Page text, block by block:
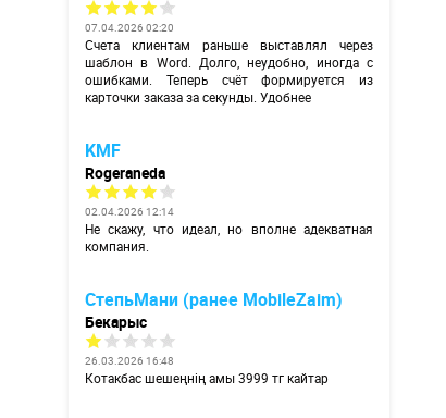
07.04.2026 02:20
Счета клиентам раньше выставлял через
шаблон в Word. Долго, неудобно, иногда с
ошибками. Теперь счёт формируется из
карточки заказа за секунды. Удобнее
KMF
Rogeraneda
02.04.2026 12:14
Не скажу, что идеал, но вполне адекватная
компания.
СтепьМани (ранее MobileZaim)
Бекарыс
26.03.2026 16:48
Котакбас шешеңнің амы 3999 тг кайтар